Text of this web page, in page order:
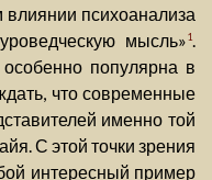
психоанализа
мысль»1.
популярна в
что современные
именно той
С этой точки зрения
интересный пример